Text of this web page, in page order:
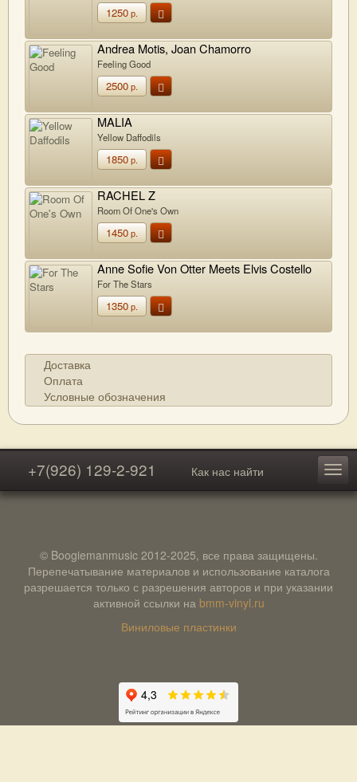
1250р.
Andrea Motis, Joan Chamorro
Feeling Good
2500р.
MALIA
Yellow Daffodils
1850р.
RACHEL Z
Room Of One's Own
1450р.
Anne Sofie Von Otter Meets Elvis Costello
For The Stars
1350р.
Доставка
Оплата
Условные обозначения
+7(926) 129-2-921 Как нас найти
© Boogiemanmusic 2012-2025, все права защищены.
Перепечатывание материалов и использование каталога
разрешается только с разрешения авторов и при указании
активной ссылки на bmm-vinyl.ru
Виниловые пластинки